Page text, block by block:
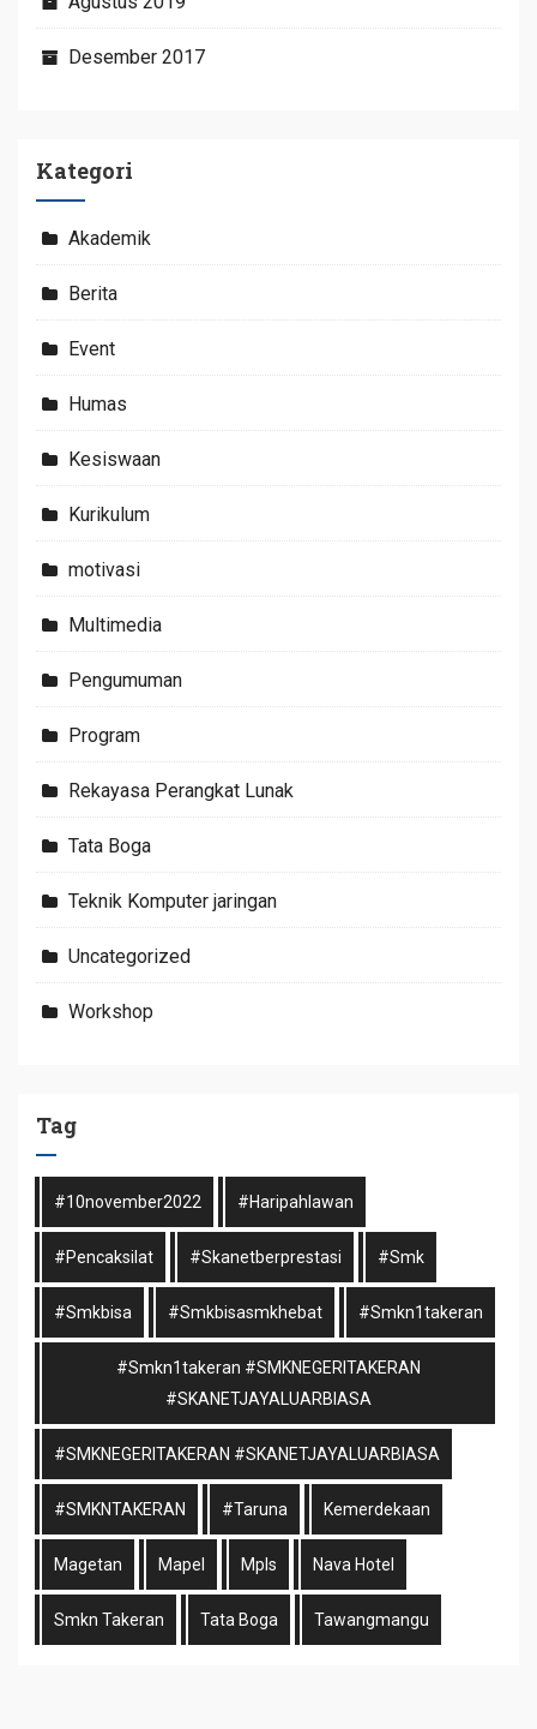
Desember 2017
Kategori
Akademik
Berita
Event
Humas
Kesiswaan
Kurikulum
motivasi
Multimedia
Pengumuman
Program
Rekayasa Perangkat Lunak
Tata Boga
Teknik Komputer jaringan
Uncategorized
Workshop
Tag
#10november2022 #haripahlawan
#pencaksilat #skanetberprestasi #smk
#smkbisa #smkbisasmkhebat #smkn1takeran
#smkn1takeran #SMKNEGERITAKERAN
#SKANETJAYALUARBIASA
#SMKNEGERITAKERAN #SKANETJAYALUARBIASA
#SMKNTAKERAN #taruna Kemerdekaan
Magetan Mapel Mpls Nava Hotel
Smkn Takeran Tata Boga Tawangmangu